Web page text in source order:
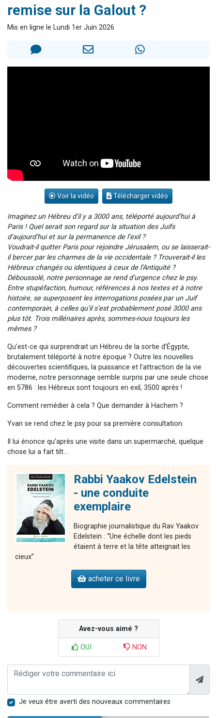
Il reste 49 places pour étudier en groupe sur Zoom
12 nouvelles musiques dans Torah-Box Music
2 personnes viennent de nous rejoindre sur WhatsApp
remise sur la Galout ?
Mis en ligne le Lundi 1er Juin 2026
Voir la vidéo Télécharger vidéo
Imaginez un Hébreu d’il y a 3000 ans, téléporté aujourd’hui à
Paris ! Quel serait son regard sur la situation des Juifs
d’aujourd’hui et sur la permanence de l’exil ?
Voudrait-il quitter Paris pour rejoindre Jérusalem, ou se laisserait-
il bercer par les charmes de la vie occidentale ? Trouverait-il les
Hébreux changés ou identiques à ceux de l’Antiquité ?
Déboussolé, notre personnage se rend d’urgence chez le psy.
Entre stupéfaction, humour, références à nos textes et à notre
histoire, se superposent les interrogations posées par un Juif
contemporain, à celles qu’il s’est probablement posé 3000 ans
plus tôt. Trois millénaires après, sommes-nous toujours les
mêmes ?
Qu’est-ce qui surprendrait un Hébreu de la sortie d’Égypte,
brutalement téléporté à notre époque ? Outre les nouvelles
découvertes scientifiques, la puissance et l’attraction de la vie
moderne, notre personnage semble surpris par une seule chose
en 5786 : les Hébreux sont toujours en exil, 3500 après !
Comment remédier à cela ? Que demander à Hachem ?
Yvan se rend chez le psy pour sa première consultation.
Il lui énonce qu’après une visite dans un supermarché, quelque
chose lui a fait tilt…
Rabbi Yaakov Edelstein
- une conduite
exemplaire
Biographie journalistique du Rav Yaakov
Edelstein : “Une échelle dont les pieds
étaient à terre et la tête atteignait les
cieux”
acheter ce livre
Avez-vous aimé ?
OUI NON
Je veux être averti des nouveaux commentaires